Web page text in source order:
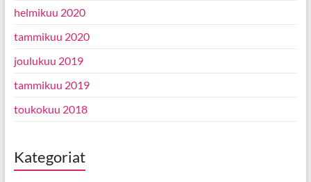
helmikuu 2020
tammikuu 2020
joulukuu 2019
tammikuu 2019
toukokuu 2018
Kategoriat